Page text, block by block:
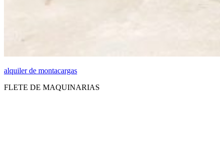
alquiler de montacargas
FLETE DE MAQUINARIAS